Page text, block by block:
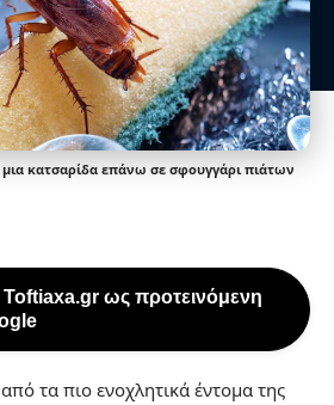
μια κατσαρίδα επάνω σε σφουγγάρι πιάτων
ως προτεινόμενη
τα πιο ενοχλητικά έντομα της